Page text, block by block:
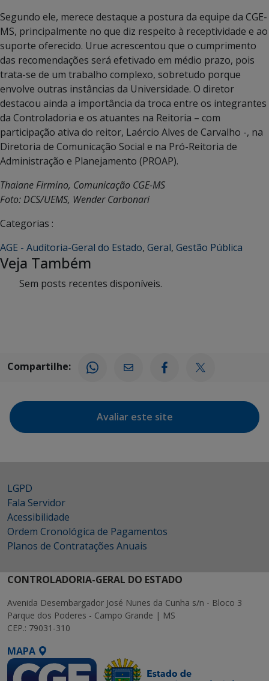
Segundo ele, merece destaque a postura da equipe da CGE-
MS, principalmente no que diz respeito à receptividade e ao
suporte oferecido. Urue acrescentou que o cumprimento
das recomendações será efetivado em médio prazo, pois
trata-se de um trabalho complexo, sobretudo porque
envolve outras instâncias da Universidade. O diretor
destacou ainda a importância da troca entre os integrantes
da Controladoria e os atuantes na Reitoria – com
participação ativa do reitor, Laércio Alves de Carvalho -, na
Diretoria de Comunicação Social e na Pró-Reitoria de
Administração e Planejamento (PROAP).
Thaiane Firmino, Comunicação CGE-MS
Foto: DCS/UEMS, Wender Carbonari
Categorias :
AGE - Auditoria-Geral do Estado, Geral, Gestão Pública
Veja Também
Sem posts recentes disponíveis.
Compartilhe:
Avaliar este site
LGPD
Fala Servidor
Acessibilidade
Ordem Cronológica de Pagamentos
Planos de Contratações Anuais
CONTROLADORIA-GERAL DO ESTADO
Avenida Desembargador José Nunes da Cunha s/n - Bloco 3
Parque dos Poderes - Campo Grande | MS
CEP.: 79031-310
MAPA